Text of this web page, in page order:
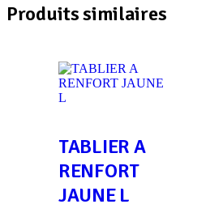
Produits similaires
TABLIER A
RENFORT
JAUNE L